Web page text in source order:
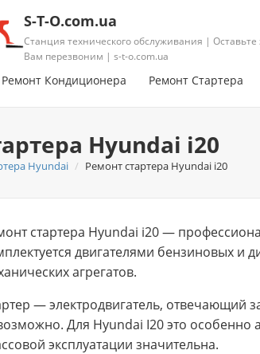
S-T-O.com.ua
Станция технического обслуживания |
Вам перезвоним | s-t-o.com.ua
Ремонт Кондиционера Ремонт Стартера
Hyundai i20
Hyundai Ремонт стартера Hyundai i20
стартера Hyundai i20 —
двигателями бензиновых и
агрегатов.
— электродвигатель, отвечающий
Для Hyundai I20 это особенно
эксплуатации значительна.